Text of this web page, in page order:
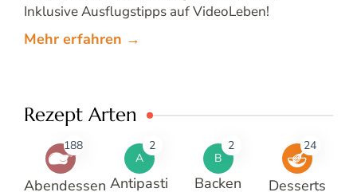
Inklusive Ausflugstipps auf VideoLeben!
Mehr erfahren →
Rezept Arten
188
Abendessen
A
2
Antipasti
B
2
Backen
24
Desserts